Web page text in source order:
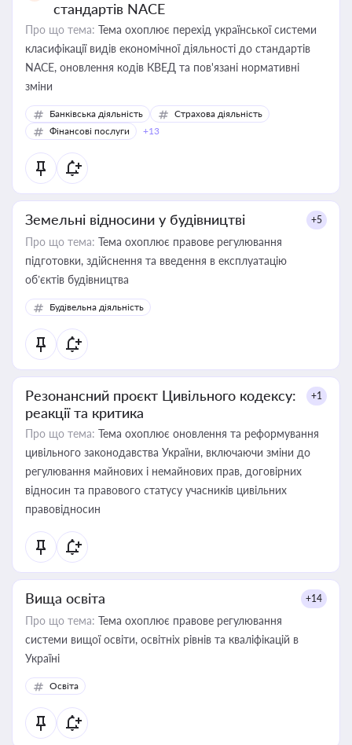
стандартів NACE
Про що тема: Тема охоплює перехід української системи
класифікації видів економічної діяльності до стандартів
NACE, оновлення кодів КВЕД та пов'язані нормативні
зміни
Банківська діяльність
Страхова діяльність
Фінансові послуги
+13
Земельні відносини у будівництві +5
Про що тема: Тема охоплює правове регулювання
підготовки, здійснення та введення в експлуатацію
об’єктів будівництва
Будівельна діяльність
Резонансний проєкт Цивільного кодексу:
реакції та критика
+1
Про що тема: Тема охоплює оновлення та реформування
цивільного законодавства України, включаючи зміни до
регулювання майнових і немайнових прав, договірних
відносин та правового статусу учасників цивільних
правовідносин
Вища освіта +14
Про що тема: Тема охоплює правове регулювання
системи вищої освіти, освітніх рівнів та кваліфікацій в
Україні
Освіта